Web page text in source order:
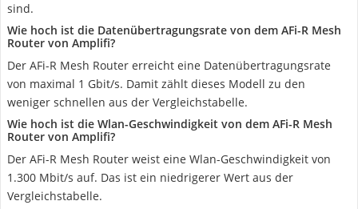
sind.
Wie hoch ist die Datenübertragungsrate von dem AFi-R Mesh
Router von Amplifi?
Der AFi-R Mesh Router erreicht eine Datenübertragungsrate
von maximal 1 Gbit/s. Damit zählt dieses Modell zu den
weniger schnellen aus der Vergleichstabelle.
Wie hoch ist die Wlan-Geschwindigkeit von dem AFi-R Mesh
Router von Amplifi?
Der AFi-R Mesh Router weist eine Wlan-Geschwindigkeit von
1.300 Mbit/s auf. Das ist ein niedrigerer Wert aus der
Vergleichstabelle.